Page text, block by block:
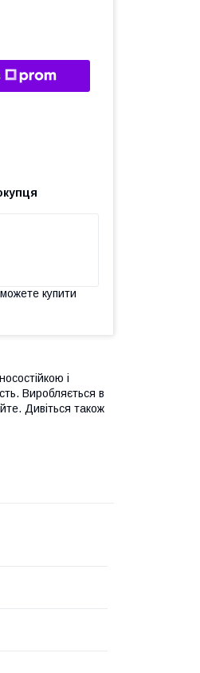
купити
і
Виробляється в
Дивіться також